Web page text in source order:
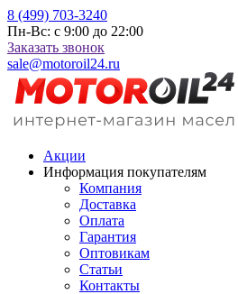
8 (499) 703-3240
Пн-Вс: с 9:00 до 22:00
Заказать звонок
sale@motoroil24.ru
Акции
Информация покупателям
Компания
Доставка
Оплата
Гарантия
Оптовикам
Статьи
Контакты